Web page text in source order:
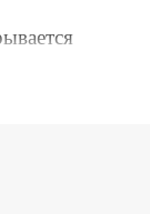
сразу